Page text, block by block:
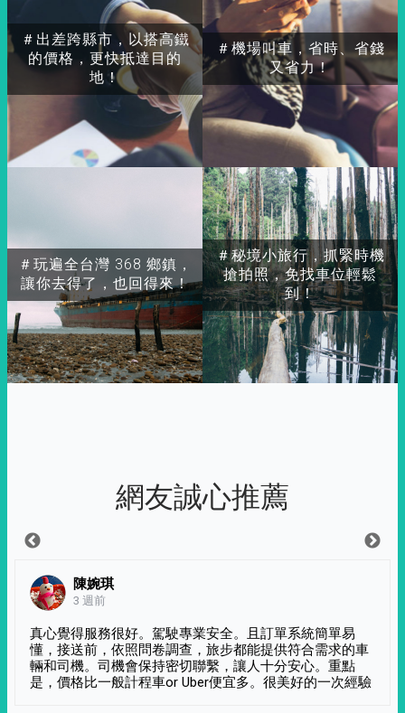
＃出差跨縣市，以搭高鐵
的價格，更快抵達目的
地！
＃玩遍全台灣 368 鄉鎮，
讓你去得了，也回得來！
＃秘境小旅行，抓緊時機
搶拍照，免找車位輕鬆
到！
＃機場叫車，省時、省錢
又省力！
網友誠心推薦
陳婉琪
3 週前
真心覺得服務很好。駕駛專業安全。且訂單系統簡單易
懂，接送前，依照問卷調查，旅步都能提供符合需求的車
輛和司機。司機會保持密切聯繫，讓人十分安心。重點
是，價格比一般計程車or Uber便宜多。很美好的一次經驗